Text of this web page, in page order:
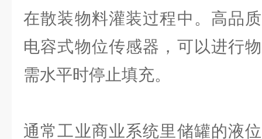
在散装物料灌装过程中。高品
电容式物位传感器，可以进行
需水平时停止填充。
通常工业商业系统里储罐的液